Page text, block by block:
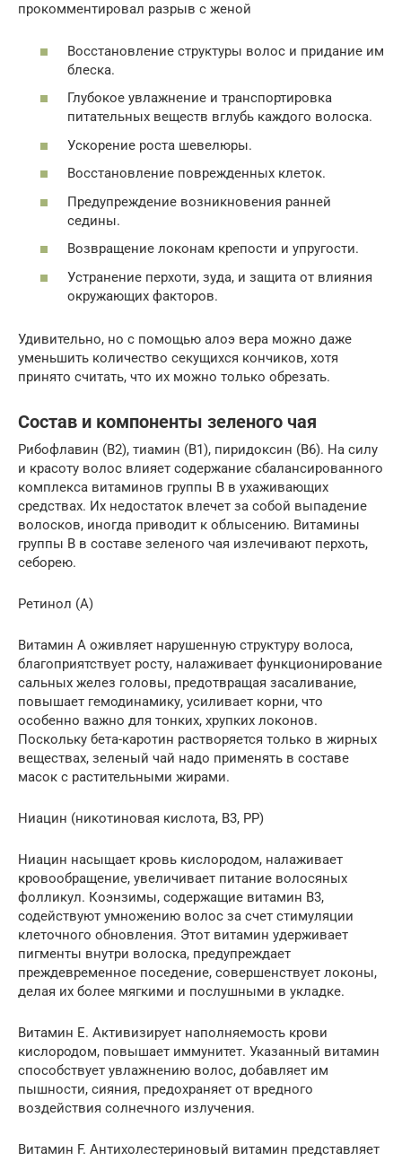
прокомментировал разрыв с женой
Восстановление структуры волос и придание им
блеска.
Глубокое увлажнение и транспортировка
питательных веществ вглубь каждого волоска.
Ускорение роста шевелюры.
Восстановление поврежденных клеток.
Предупреждение возникновения ранней
седины.
Возвращение локонам крепости и упругости.
Устранение перхоти, зуда, и защита от влияния
окружающих факторов.
Удивительно, но с помощью алоэ вера можно даже
уменьшить количество секущихся кончиков, хотя
принято считать, что их можно только обрезать.
Состав и компоненты зеленого чая
Рибофлавин (В2), тиамин (В1), пиридоксин (В6). На силу
и красоту волос влияет содержание сбалансированного
комплекса витаминов группы В в ухаживающих
средствах. Их недостаток влечет за собой выпадение
волосков, иногда приводит к облысению. Витамины
группы В в составе зеленого чая излечивают перхоть,
себорею.
Ретинол (А)
Витамин А оживляет нарушенную структуру волоса,
благоприятствует росту, налаживает функционирование
сальных желез головы, предотвращая засаливание,
повышает гемодинамику, усиливает корни, что
особенно важно для тонких, хрупких локонов.
Поскольку бета-каротин растворяется только в жирных
веществах, зеленый чай надо применять в составе
масок с растительными жирами.
Ниацин (никотиновая кислота, В3, РР)
Ниацин насыщает кровь кислородом, налаживает
кровообращение, увеличивает питание волосяных
фолликул. Коэнзимы, содержащие витамин В3,
содействуют умножению волос за счет стимуляции
клеточного обновления. Этот витамин удерживает
пигменты внутри волоска, предупреждает
преждевременное поседение, совершенствует локоны,
делая их более мягкими и послушными в укладке.
Витамин Е. Активизирует наполняемость крови
кислородом, повышает иммунитет. Указанный витамин
способствует увлажнению волос, добавляет им
пышности, сияния, предохраняет от вредного
воздействия солнечного излучения.
Витамин F. Антихолестериновый витамин представляет